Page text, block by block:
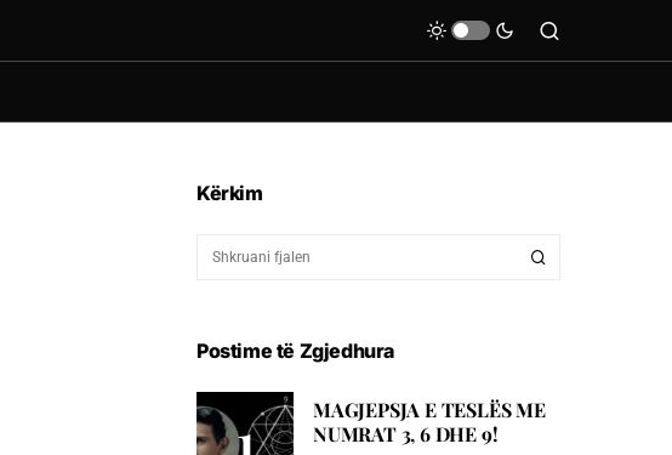
Kërkim
Postime të Zgjedhura
MAGJEPSJA E TESLËS ME
NUMRAT 3, 6 DHE 9!